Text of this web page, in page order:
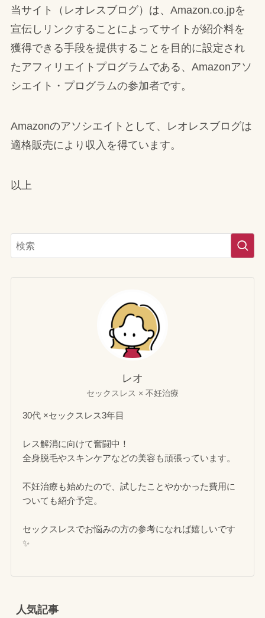
当サイト（レオレスブログ）は、Amazon.co.jpを
宣伝しリンクすることによってサイトが紹介料を
獲得できる手段を提供することを目的に設定され
たアフィリエイトプログラムである、Amazonアソ
シエイト・プログラムの参加者です。
Amazonのアソシエイトとして、レオレスブログは
適格販売により収入を得ています。
以上
レオ
セックスレス × 不妊治療
30代 ×セックスレス3年目
レス解消に向けて奮闘中！
全身脱毛やスキンケアなどの美容も頑張っています。
不妊治療も始めたので、試したことやかかった費用に
ついても紹介予定。
セックスレスでお悩みの方の参考になれば嬉しいです
✨
人気記事